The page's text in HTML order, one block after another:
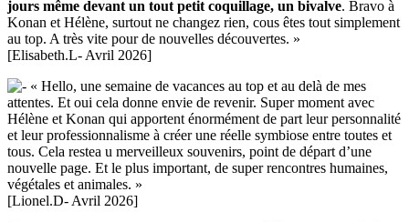
jours même devant un tout petit coquillage, un bivalve. Bravo à
Konan et Hélène, surtout ne changez rien, cous êtes tout simplement
au top. A très vite pour de nouvelles découvertes. »
[Elisabeth.L- Avril 2026]
« Hello, une semaine de vacances au top et au delà de mes
attentes. Et oui cela donne envie de revenir. Super moment avec
Hélène et Konan qui apportent énormément de part leur personnalité
et leur professionnalisme à créer une réelle symbiose entre toutes et
tous. Cela restea u merveilleux souvenirs, point de départ d’une
nouvelle page. Et le plus important, de super rencontres humaines,
végétales et animales. »
[Lionel.D- Avril 2026]